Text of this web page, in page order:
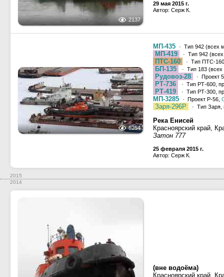
2137
29 мая 2015 г.
Автор: Серж К.
6254
МП-435 · Тип 942 (всех
МП-419 · Тип 942
ПТС-160 · Тип ПТС-
БП-135 · Тип 183
Рудовоз-28 · Проект
РТ-736 · Тип РТ-600,
РТ-419 · Тип РТ-300,
МП-3285 · Проект Р-56,
Заря-296Р · Тип Заря,
Река Енисей
Красноярский край,
Затон 777
25 февраля 2015 г.
Автор: Серж К.
2015
2014
(вне водоёма)
Красноярский край,